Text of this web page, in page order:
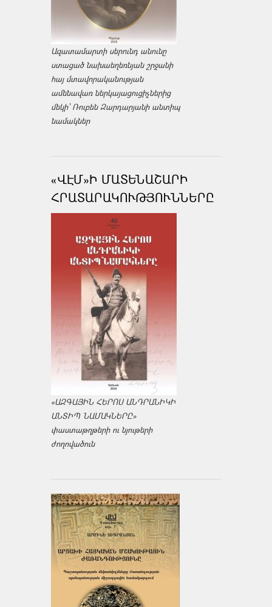
Ազատամարտի սերունդ անունը
ստացած նախաեղեռնյան շրջանի
հայ մտավորականության
ամենավառ ներկայացուցիչներից
մեկի՝ Ռուբեն Զարդարյանի անտիպ
նամակներ
«ՎԷՄ»Ի ՄԱՏԵՆԱՇԱՐԻ
ՀՐԱՏԱՐԱԿՈՒԹՅՈՒՆՆԵՐԸ
«ԱԶԳԱՅԻՆ ՀԵՐՈՍ ԱՆԴՐԱՆԻԿԻ
ԱՆՏԻՊ ՆԱՄԱԿՆԵՐԸ»
փաստաթղթերի ու նյութերի
ժողովածուն